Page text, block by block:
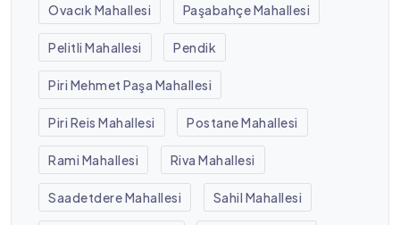
Ovacık Mahallesi Paşabahçe Mahallesi
Pelitli Mahallesi Pendik
Piri Mehmet Paşa Mahallesi
Piri Reis Mahallesi Postane Mahallesi
Rami Mahallesi Riva Mahallesi
Saadetdere Mahallesi Sahil Mahallesi